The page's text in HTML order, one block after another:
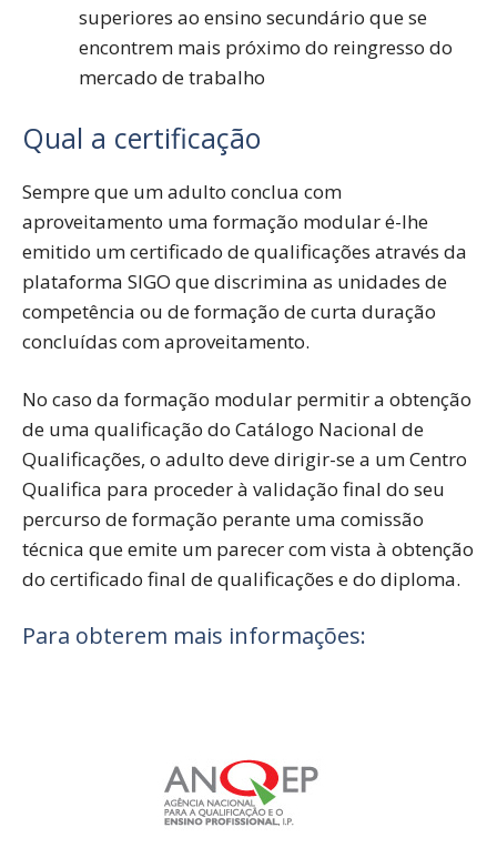
superiores ao ensino secundário que se
encontrem mais próximo do reingresso do
mercado de trabalho
Qual a certificação
Sempre que um adulto conclua com
aproveitamento uma formação modular é-lhe
emitido um certificado de qualificações através da
plataforma SIGO que discrimina as unidades de
competência ou de formação de curta duração
concluídas com aproveitamento.
No caso da formação modular permitir a obtenção
de uma qualificação do Catálogo Nacional de
Qualificações, o adulto deve dirigir-se a um Centro
Qualifica para proceder à validação final do seu
percurso de formação perante uma comissão
técnica que emite um parecer com vista à obtenção
do certificado final de qualificações e do diploma.
Para obterem mais informações: